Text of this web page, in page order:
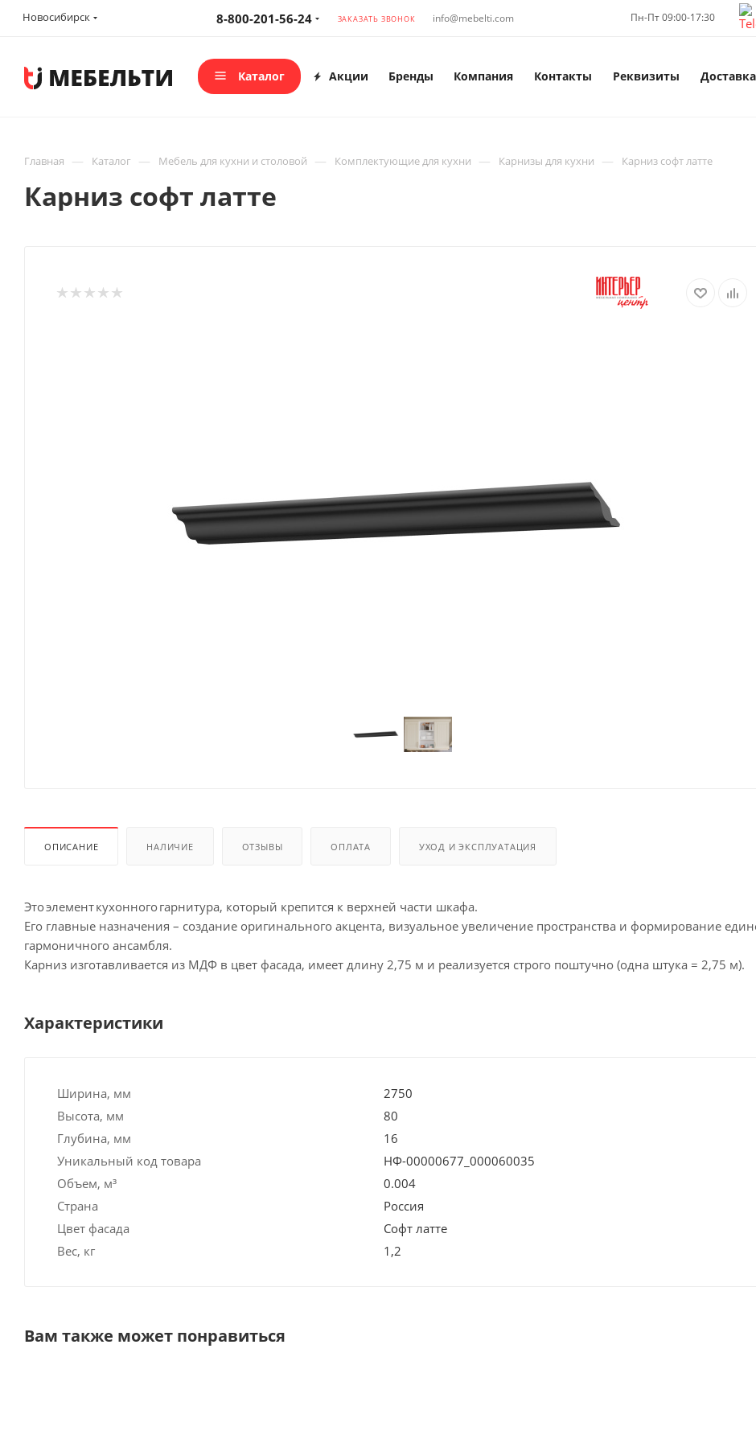
Новосибирск 8-800-201-56-24 ЗАКАЗАТЬ ЗВОНОК info@mebelti.com Пн-Пт 09:00-17:30
Каталог Акции Бренды Компания Контакты Реквизиты Доставка
Главная — Каталог — Мебель для кухни и столовой — Комплектующие для кухни — Карнизы для кухни — Карниз софт латте
Карниз софт латте
ОПИСАНИЕ НАЛИЧИЕ ОТЗЫВЫ ОПЛАТА УХОД И ЭКСПЛУАТАЦИЯ
Это элемент кухонного гарнитура, который крепится к верхней части шкафа.
Его главные назначения – создание оригинального акцента, визуальное увеличение пространства и формирование
гармоничного ансамбля.
Карниз изготавливается из МДФ в цвет фасада, имеет длину 2,75 м и реализуется строго поштучно (одна штука = 2,75 м).
Характеристики
Ширина, мм
2750
Высота, мм
80
Глубина, мм
16
Уникальный код товара
НФ-00000677_000060035
Объем, м³
0.004
Страна
Россия
Цвет фасада
Софт латте
Вес, кг
1,2
Вам также может понравиться